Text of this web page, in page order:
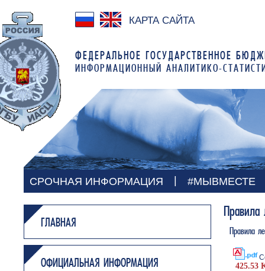
КАРТА САЙТА
ФЕДЕРАЛЬНОЕ ГОСУДАРСТВЕННОЕ
ИНФОРМАЦИОННЫЙ АНАЛИТИКО-
СРОЧНАЯ ИНФОРМАЦИЯ #МЫВМЕСТЕ
ГЛАВНАЯ
ОФИЦИАЛЬНАЯ ИНФОРМАЦИЯ
Правила
Правила
425.53